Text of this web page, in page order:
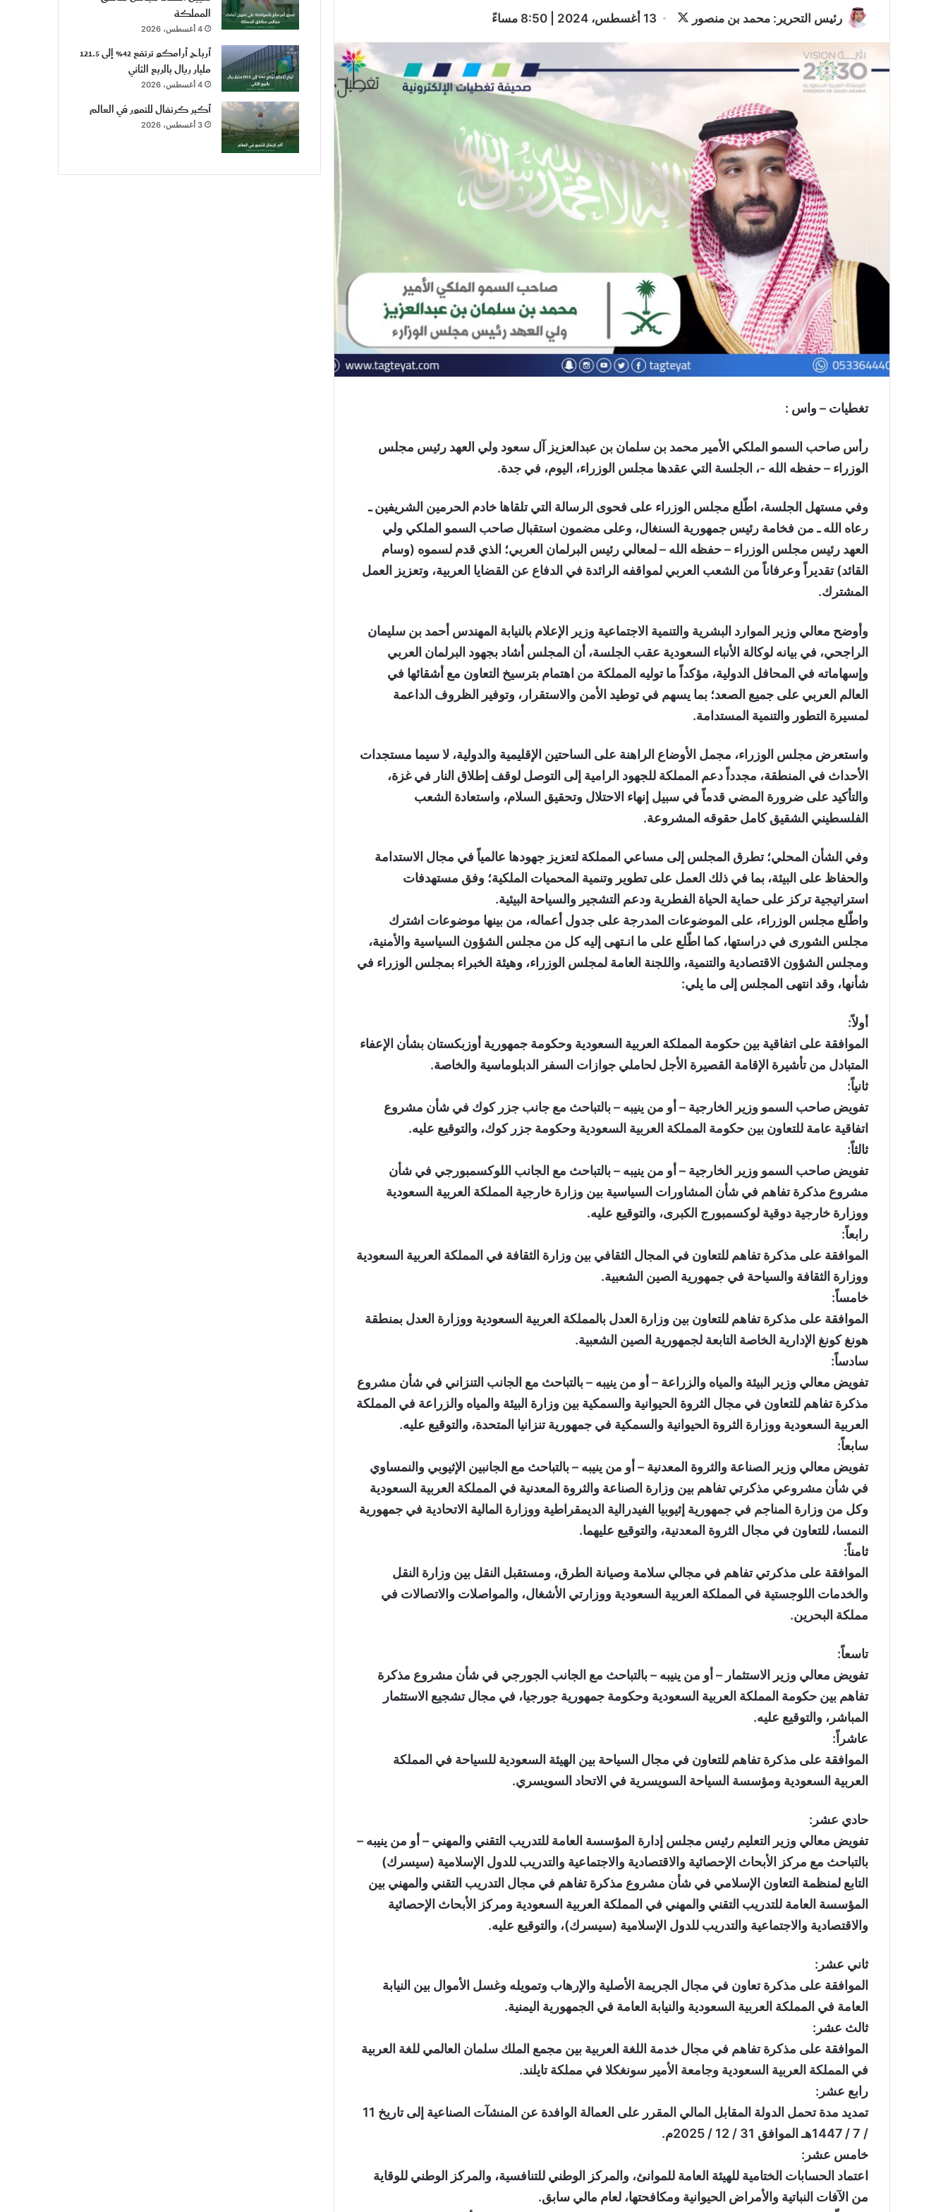
رئيس التحرير: محمد بن منصور
تابع 13 أغسطس، 2024 | 8:50 مساءً
تغطيات – واس :
رأس صاحب السمو الملكي الأمير محمد بن سلمان بن عبدالعزيز آل سعود ولي العهد رئيس مجلس
الوزراء – حفظه الله -، الجلسة التي عقدها مجلس الوزراء، اليوم، في جدة.
وفي مستهل الجلسة، اطّلع مجلس الوزراء على فحوى الرسالة التي تلقاها خادم الحرمين الشريفين ـ
رعاه الله ـ من فخامة رئيس جمهورية السنغال، وعلى مضمون استقبال صاحب السمو الملكي ولي
العهد رئيس مجلس الوزراء – حفظه الله – لمعالي رئيس البرلمان العربي؛ الذي قدم لسموه (وسام
القائد) تقديراً وعرفاناً من الشعب العربي لمواقفه الرائدة في الدفاع عن القضايا العربية، وتعزيز العمل
المشترك.
وأوضح معالي وزير الموارد البشرية والتنمية الاجتماعية وزير الإعلام بالنيابة المهندس أحمد بن سليمان
الراجحي، في بيانه لوكالة الأنباء السعودية عقب الجلسة، أن المجلس أشاد بجهود البرلمان العربي
وإسهاماته في المحافل الدولية، مؤكداً ما توليه المملكة من اهتمام بترسيخ التعاون مع أشقائها في
العالم العربي على جميع الصعد؛ بما يسهم في توطيد الأمن والاستقرار، وتوفير الظروف الداعمة
لمسيرة التطور والتنمية المستدامة.
واستعرض مجلس الوزراء، مجمل الأوضاع الراهنة على الساحتين الإقليمية والدولية، لا سيما مستجدات
الأحداث في المنطقة، مجدداً دعم المملكة للجهود الرامية إلى التوصل لوقف إطلاق النار في غزة،
والتأكيد على ضرورة المضي قدماً في سبيل إنهاء الاحتلال وتحقيق السلام، واستعادة الشعب
الفلسطيني الشقيق كامل حقوقه المشروعة.
وفي الشأن المحلي؛ تطرق المجلس إلى مساعي المملكة لتعزيز جهودها عالمياً في مجال الاستدامة
والحفاظ على البيئة، بما في ذلك العمل على تطوير وتنمية المحميات الملكية؛ وفق مستهدفات
استراتيجية تركز على حماية الحياة الفطرية ودعم التشجير والسياحة البيئية.
واطّلع مجلس الوزراء، على الموضوعات المدرجة على جدول أعماله، من بينها موضوعات اشترك
مجلس الشورى في دراستها، كما اطّلع على ما انـتهى إليه كل من مجلس الشؤون السياسية والأمنية،
ومجلس الشؤون الاقتصادية والتنمية، واللجنة العامة لمجلس الوزراء، وهيئة الخبراء بمجلس الوزراء في
شأنها، وقد انتهى المجلس إلى ما يلي:
أولاً:
الموافقة على اتفاقية بين حكومة المملكة العربية السعودية وحكومة جمهورية أوزبكستان بشأن الإعفاء
المتبادل من تأشيرة الإقامة القصيرة الأجل لحاملي جوازات السفر الدبلوماسية والخاصة.
ثانياً:
تفويض صاحب السمو وزير الخارجية – أو من ينيبه – بالتباحث مع جانب جزر كوك في شأن مشروع
اتفاقية عامة للتعاون بين حكومة المملكة العربية السعودية وحكومة جزر كوك، والتوقيع عليه.
ثالثاً:
تفويض صاحب السمو وزير الخارجية – أو من ينيبه – بالتباحث مع الجانب اللوكسمبورجي في شأن
مشروع مذكرة تفاهم في شأن المشاورات السياسية بين وزارة خارجية المملكة العربية السعودية
ووزارة خارجية دوقية لوكسمبورج الكبرى، والتوقيع عليه.
رابعاً:
الموافقة على مذكرة تفاهم للتعاون في المجال الثقافي بين وزارة الثقافة في المملكة العربية السعودية
ووزارة الثقافة والسياحة في جمهورية الصين الشعبية.
خامساً:
الموافقة على مذكرة تفاهم للتعاون بين وزارة العدل بالمملكة العربية السعودية ووزارة العدل بمنطقة
هونغ كونغ الإدارية الخاصة التابعة لجمهورية الصين الشعبية.
سادساً:
تفويض معالي وزير البيئة والمياه والزراعة – أو من ينيبه – بالتباحث مع الجانب التنزاني في شأن مشروع
مذكرة تفاهم للتعاون في مجال الثروة الحيوانية والسمكية بين وزارة البيئة والمياه والزراعة في المملكة
العربية السعودية ووزارة الثروة الحيوانية والسمكية في جمهورية تنزانيا المتحدة، والتوقيع عليه.
سابعاً:
تفويض معالي وزير الصناعة والثروة المعدنية – أو من ينيبه – بالتباحث مع الجانبين الإثيوبي والنمساوي
في شأن مشروعي مذكرتي تفاهم بين وزارة الصناعة والثروة المعدنية في المملكة العربية السعودية
وكل من وزارة المناجم في جمهورية إثيوبيا الفيدرالية الديمقراطية ووزارة المالية الاتحادية في جمهورية
النمسا، للتعاون في مجال الثروة المعدنية، والتوقيع عليهما.
ثامناً:
الموافقة على مذكرتي تفاهم في مجالي سلامة وصيانة الطرق، ومستقبل النقل بين وزارة النقل
والخدمات اللوجستية في المملكة العربية السعودية ووزارتي الأشغال، والمواصلات والاتصالات في
مملكة البحرين.
تاسعاً:
تفويض معالي وزير الاستثمار – أو من ينيبه – بالتباحث مع الجانب الجورجي في شأن مشروع مذكرة
تفاهم بين حكومة المملكة العربية السعودية وحكومة جمهورية جورجيا، في مجال تشجيع الاستثمار
المباشر، والتوقيع عليه.
عاشراً:
الموافقة على مذكرة تفاهم للتعاون في مجال السياحة بين الهيئة السعودية للسياحة في المملكة
العربية السعودية ومؤسسة السياحة السويسرية في الاتحاد السويسري.
حادي عشر:
تفويض معالي وزير التعليم رئيس مجلس إدارة المؤسسة العامة للتدريب التقني والمهني – أو من ينيبه –
بالتباحث مع مركز الأبحاث الإحصائية والاقتصادية والاجتماعية والتدريب للدول الإسلامية (سيسرك)
التابع لمنظمة التعاون الإسلامي في شأن مشروع مذكرة تفاهم في مجال التدريب التقني والمهني بين
المؤسسة العامة للتدريب التقني والمهني في المملكة العربية السعودية ومركز الأبحاث الإحصائية
والاقتصادية والاجتماعية والتدريب للدول الإسلامية (سيسرك)، والتوقيع عليه.
ثاني عشر:
الموافقة على مذكرة تعاون في مجال الجريمة الأصلية والإرهاب وتمويله وغسل الأموال بين النيابة
العامة في المملكة العربية السعودية والنيابة العامة في الجمهورية اليمنية.
ثالث عشر:
الموافقة على مذكرة تفاهم في مجال خدمة اللغة العربية بين مجمع الملك سلمان العالمي للغة العربية
في المملكة العربية السعودية وجامعة الأمير سونغكلا في مملكة تايلند.
رابع عشر:
تمديد مدة تحمل الدولة المقابل المالي المقرر على العمالة الوافدة عن المنشآت الصناعية إلى تاريخ 11
/ 7 / 1447هـ الموافق 31 / 12 / 2025م.
خامس عشر:
اعتماد الحسابات الختامية للهيئة العامة للموانئ، والمركز الوطني للتنافسية، والمركز الوطني للوقاية
من الآفات النباتية والأمراض الحيوانية ومكافحتها، لعام مالي سابق.
المملكة
4 أغسطس، 2026
أرباح أرامكو ترتفع 42% إلى 121.5
مليار ريال بالربع الثاني
4 أغسطس، 2026
أكبر كرنفال للتمور في العالم
3 أغسطس، 2026